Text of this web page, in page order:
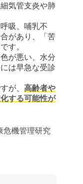
気管支炎や肺
吸、哺乳不
があり、「苦
す。
が悪い、水分
は早急な受診
が、 高齢者や
する可能性が
危機管理研究